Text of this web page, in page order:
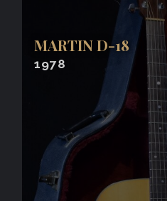
MARTIN D-18
1978